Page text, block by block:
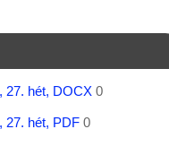
27. hét, DOCX0
27. hét, PDF0